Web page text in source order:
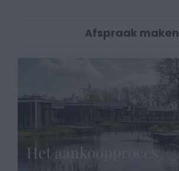
Afspraak maken
Het aankoopproces